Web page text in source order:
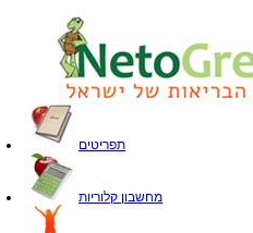
תפריטים
מחשבון קלוריות